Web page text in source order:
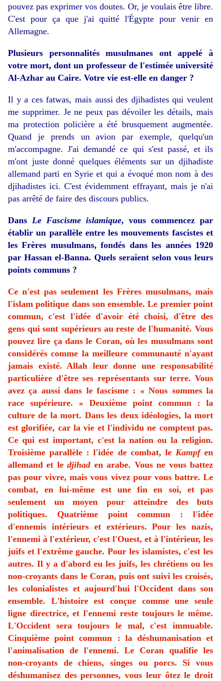
pouvez pas exprimer vos doutes. Or, je voulais être libre.
C'est pour ça que j'ai quitté l'Égypte pour venir en
Allemagne.
Plusieurs personnalités musulmanes ont appelé à
votre mort, dont un professeur de l'estimée université
Al-Azhar au Caire. Votre vie est-elle en danger ?
Il y a ces fatwas, mais aussi des djihadistes qui veulent
me supprimer. Je ne peux pas dévoiler les détails, mais
ma protection policière a été brusquement augmentée.
Quand je prends un avion par exemple, quelqu'un
m'accompagne. J'ai demandé ce qui s'est passé, et ils
m'ont juste donné quelques éléments sur un djihadiste
allemand parti en Syrie et qui a évoqué mon nom à des
djihadistes ici. C'est évidemment effrayant, mais je n'ai
pas arrêté de faire des discours publics.
Dans Le Fascisme islamique, vous commencez par
établir un parallèle entre les mouvements fascistes et
les Frères musulmans, fondés dans les années 1920
par Hassan el-Banna. Quels seraient selon vous leurs
points communs ?
Ce n'est pas seulement les Frères musulmans, mais
l'islam politique dans son ensemble. Le premier point
commun, c'est l'idée d'avoir été choisi, d'être des
gens qui sont supérieurs au reste de l'humanité. Vous
pouvez lire ça dans le Coran, où les musulmans sont
considérés comme la meilleure communauté n'ayant
jamais existé. Allah leur donne une responsabilité
particulière d'être ses représentants sur terre. Vous
avez ça aussi dans le fascisme : « Nous sommes la
race supérieure. » Deuxième point commun : la
culture de la mort. Dans les deux idéologies, la mort
est glorifiée, car la vie et l'individu ne comptent pas.
Ce qui est important, c'est la nation ou la religion.
Troisième parallèle : l'idée de combat, le Kampf en
allemand et ledjihaden arabe. Vous ne vous battez
pas pour vivre, mais vous vivez pour vous battre. Le
combat, en lui-même est une fin en soi, et pas
seulement un moyen pour atteindre des buts
politiques. Quatrième point commun : l'idée
d'ennemis intérieurs et extérieurs. Pour les nazis,
l'ennemi à l'extérieur, c'est l'Ouest, et à l'intérieur, les
juifs et l'extrême gauche. Pour les islamistes, c'est les
autres. Il y a d'abord eu les juifs, les chrétiens ou les
non-croyants dans le Coran, puis ont suivi les croisés,
les colonialistes et aujourd'hui l'Occident dans son
ensemble. L'histoire est conçue comme une seule
ligne directrice, et l'ennemi reste toujours le même.
L'Occident sera toujours le mal, c'est immuable.
Cinquième point commun : la déshumanisation et
l'animalisation de l'ennemi. Le Coran qualifie les
non-croyants de chiens, singes ou porcs. Si vous
déshumanisez des personnes, vous leur ôtez le droit